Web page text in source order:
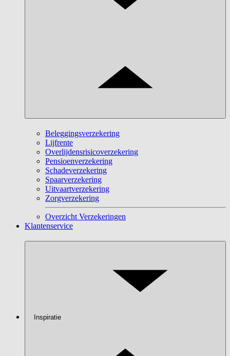
Beleggingsverzekering
Lijfrente
Overlijdensrisicoverzekering
Pensioenverzekering
Schadeverzekering
Spaarverzekering
Uitvaartverzekering
Zorgverzekering
Overzicht Verzekeringen
Klantenservice
Inspiratie